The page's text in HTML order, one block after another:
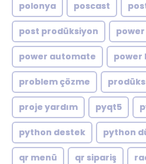
polonya poscast
post prodüksiyon
power automate power
problem çözme
proje yardım pyqt5
python destek python
qr menü qr sipariş